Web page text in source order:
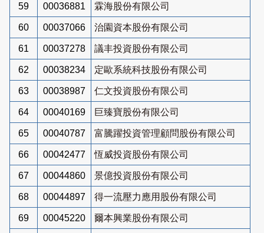
59 00036881 霖海股份有限公司
60 00037066 治園資本股份有限公司
61 00037278 議丰投資股份有限公司
62 00038234 定歐系統科技股份有限公司
63 00038987 仁文投資股份有限公司
64 00040169 巨臻寶股份有限公司
65 00040787 富騰躍投資管理顧問股份有限公司
66 00042477 恆威投資股份有限公司
67 00044860 景億投資股份有限公司
68 00044897 得一流壓力應用股份有限公司
69 00045220 爾本興業股份有限公司